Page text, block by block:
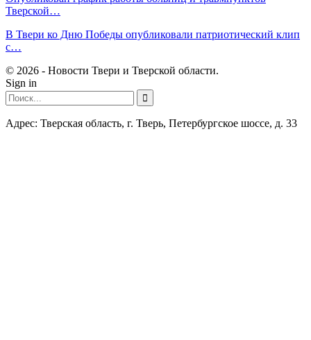
Тверской…
В Твери ко Дню Победы опубликовали патриотический клип
с…
© 2026 - Новости Твери и Тверской области.
Sign in
Адрес: Тверская область, г. Тверь, Петербургское шоссе, д. 33